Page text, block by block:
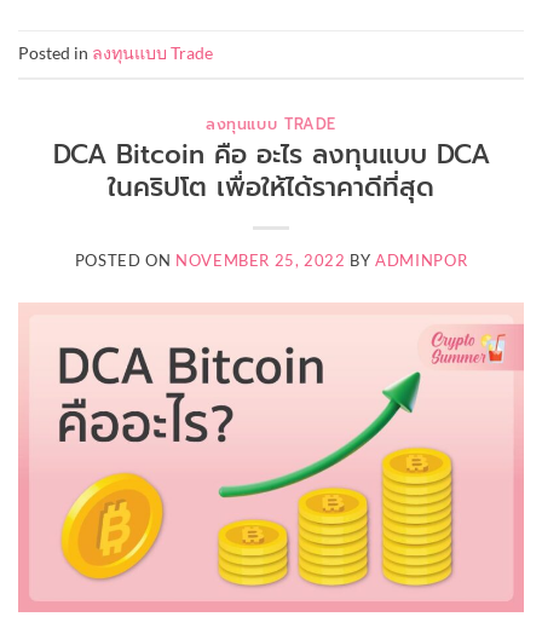
Posted in ลงทุนแบบ Trade
ลงทุนแบบ TRADE
DCA Bitcoin คือ อะไร ลงทุนแบบ DCA
ในคริปโต เพื่อให้ได้ราคาดีที่สุด
POSTED ON NOVEMBER 25, 2022 BYADMINPOR